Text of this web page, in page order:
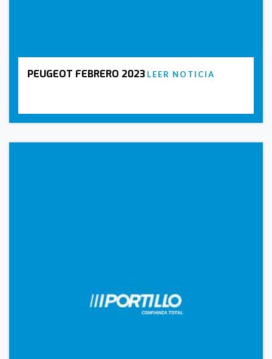
PEUGEOT FEBRERO 2023 LEER NOTICIA